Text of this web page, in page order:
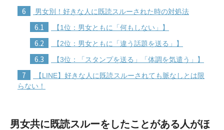
6 男女別！好きな人に既読スルーされた時の対処法
6.1 【1位：男女ともに「何もしない」】
6.2 【2位：男女ともに「違う話題を送る」】
6.3 【3位：「スタンプを送る」「体調を気遣う」】
7
【LINE】好きな人に既読スルーされても脈なしとは限
らない！
男女共に既読スルーをしたことがある人がほ